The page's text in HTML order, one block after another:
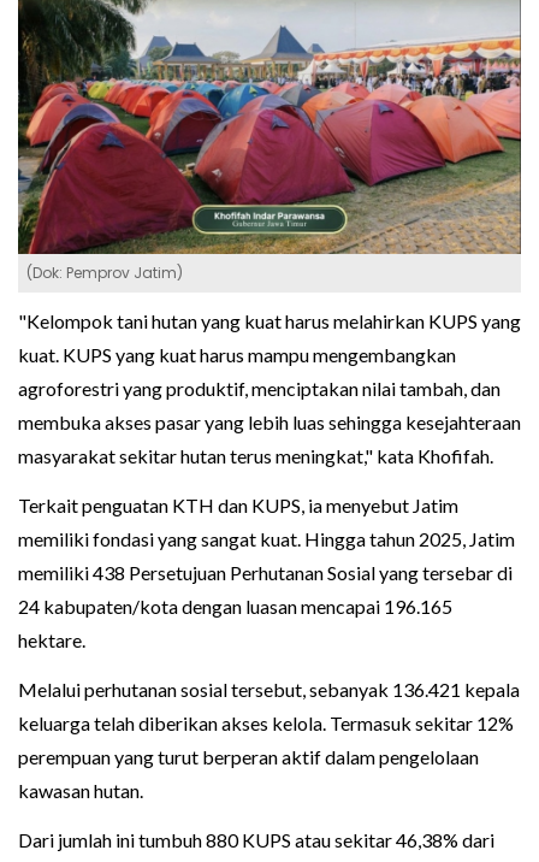
(Dok: Pemprov Jatim)
"Kelompok tani hutan yang kuat harus melahirkan KUPS yang
kuat. KUPS yang kuat harus mampu mengembangkan
agroforestri yang produktif, menciptakan nilai tambah, dan
membuka akses pasar yang lebih luas sehingga kesejahteraan
masyarakat sekitar hutan terus meningkat," kata Khofifah.
Terkait penguatan KTH dan KUPS, ia menyebut Jatim
memiliki fondasi yang sangat kuat. Hingga tahun 2025, Jatim
memiliki 438 Persetujuan Perhutanan Sosial yang tersebar di
24 kabupaten/kota dengan luasan mencapai 196.165
hektare.
Melalui perhutanan sosial tersebut, sebanyak 136.421 kepala
keluarga telah diberikan akses kelola. Termasuk sekitar 12%
perempuan yang turut berperan aktif dalam pengelolaan
kawasan hutan.
Dari jumlah ini tumbuh 880 KUPS atau sekitar 46,38% dari